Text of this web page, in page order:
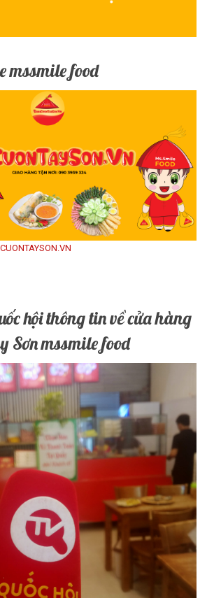
mssmile food
hội thông tin về cửa hàng
Sơn mssmile food